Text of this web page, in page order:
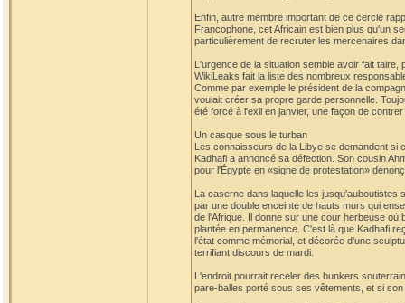
Enfin, autre membre important de ce cercle
Francophone, cet Africain est bien plus qu'un
particulièrement de recruter les mercenaires
L'urgence de la situation semble avoir fait
WikiLeaks fait la liste des nombreux
Comme par exemple le président de la
voulait créer sa propre garde personnelle.
été forcé à l'exil en janvier, une façon de
Un casque sous le turban
Les connaisseurs de la Libye se demandent si
Kadhafi a annoncé sa défection. Son cousin
pour l'Égypte en «signe de protestation»
La caserne dans laquelle les
par une double enceinte de hauts murs qui
de l'Afrique. Il donne sur une cour herbeuse où
plantée en permanence. C'est là que Kadhafi
l'état comme mémorial, et décorée d'une
terrifiant discours de mardi.
L'endroit pourrait receler des bunkers
pare-balles porté sous ses vêtements, et si